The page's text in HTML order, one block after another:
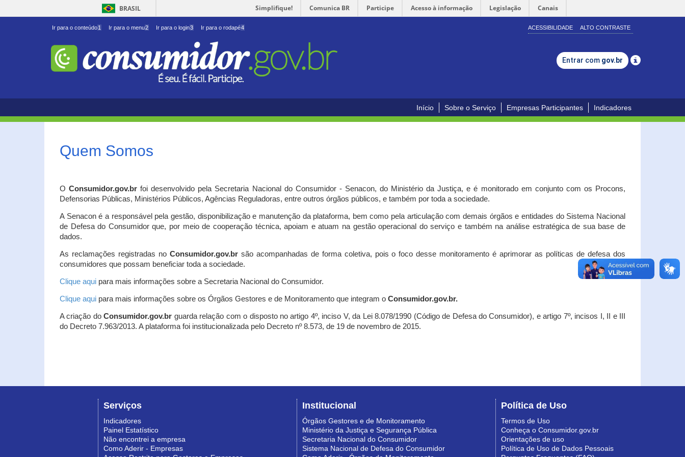
BRASIL Simplifique! Comunica BR Participe Acesso à informação Legislação Canais
Ir para o conteúdo1 Ir para o menu2 Ir para o login3 Ir para o rodapé4 ACESSIBILIDADE ALTO CONTRASTE
Entrar com gov.br
Início Sobre o Serviço Empresas Participantes Indicadores
Quem Somos
OConsumidor.gov.br foi desenvolvido pela Secretaria Nacional do Consumidor - Senacon, do Ministério da Justiça, e é monitorado em conjunto com os Procons,
Defensorias Públicas, Ministérios Públicos, Agências Reguladoras, entre outros órgãos públicos, e também por toda a sociedade.
A Senacon é a responsável pela gestão, disponibilização e manutenção da plataforma, bem como pela articulação com demais órgãos e entidades do Sistema Nacional
de Defesa do Consumidor que, por meio de cooperação técnica, apoiam e atuam na gestão operacional do serviço e também na análise estratégica de sua base de
dados.
As reclamações registradas no Consumidor.gov.brsão acompanhadas de forma coletiva, pois o foco desse monitoramento é aprimorar as políticas de defesa dos
consumidores que possam beneficiar toda a sociedade.
Clique aqui para mais informações sobre a Secretaria Nacional do Consumidor.
Clique aqui para mais informações sobre os Órgãos Gestores e de Monitoramento que integram o Consumidor.gov.br.
A criação doConsumidor.gov.br guarda relação com o disposto no artigo 4º, inciso V, da Lei 8.078/1990 (Código de Defesa do Consumidor), e artigo 7º, incisos I, II e III
do Decreto 7.963/2013. A plataforma foi institucionalizada pelo Decreto nº 8.573, de 19 de novembro de 2015.
Serviços
Indicadores
Painel Estatístico
Não encontrei a empresa
Como Aderir - Empresas
Institucional
Órgãos Gestores e de Monitoramento
Ministério da Justiça e Segurança Pública
Secretaria Nacional do Consumidor
Sistema Nacional de Defesa do Consumidor
Política de Uso
Termos de Uso
Conheça o Consumidor.gov.br
Orientações de uso
Política de Uso de Dados Pessoais